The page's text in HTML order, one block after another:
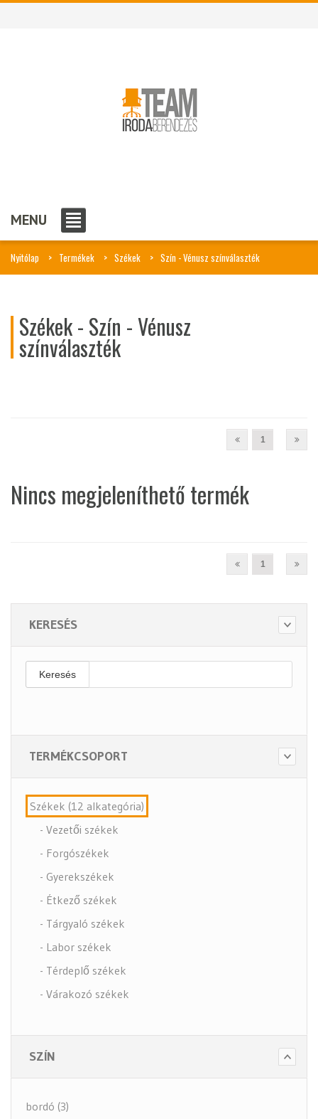
MENU
Nyitólap Termékek Székek Szín - Vénusz színválaszték
Székek - Szín - Vénusz
színválaszték
1
Nincs megjeleníthető termék
1
KERESÉS
Keresés
TERMÉKCSOPORT
Székek (12 alkategória)
- Vezetői székek
- Forgószékek
- Gyerekszékek
- Étkező székek
- Tárgyaló székek
- Labor székek
- Térdeplő székek
- Várakozó székek
- Nagy teherbírású székek
Bútorok (6 alkategória)
SZÍN
bordó (3)